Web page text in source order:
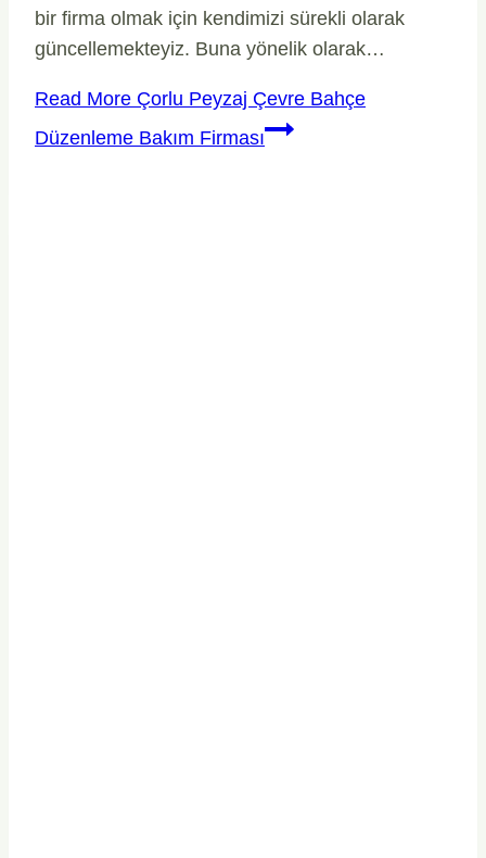
bir firma olmak için kendimizi sürekli olarak
güncellemekteyiz. Buna yönelik olarak…
Read More Çorlu Peyzaj Çevre Bahçe
Düzenleme Bakım Firması